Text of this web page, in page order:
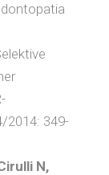
2014: 349-
N,